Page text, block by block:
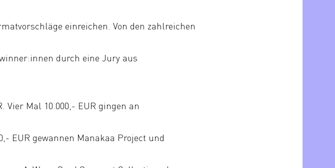
einreichen. Von den zahlreichen
durch eine Jury aus
Vier Mal 10.000,- EUR gingen an
EUR gewannen Manakaa Project und